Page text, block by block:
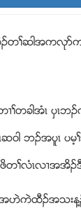
ဥတႈဆါအကလုဏ
တခါအံၚ ပွၚဘ
ါ ဘဥအပူၚ ပ
ႈလံၚလ႕အအိဥဒီ
႕အဟဲကဲထီဥအသး